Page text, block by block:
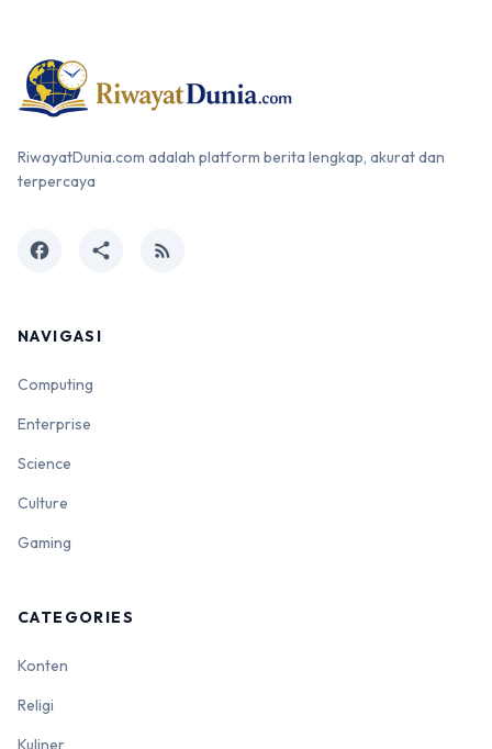
RiwayatDunia.com adalah platform berita lengkap, akurat dan
terpercaya
facebook share rss_feed
NAVIGASI
Computing
Enterprise
Science
Culture
Gaming
CATEGORIES
Konten
Religi